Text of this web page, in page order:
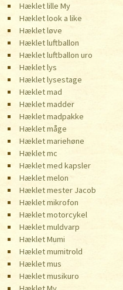
Hæklet lille My
Hæklet look a like
Hæklet løve
Hæklet luftballon
Hæklet luftballon uro
Hæklet lys
Hæklet lysestage
Hæklet mad
Hæklet madder
Hæklet madpakke
Hæklet måge
Hæklet mariehøne
Hæklet mc
Hæklet med kapsler
Hæklet melon
Hæklet mester Jacob
Hæklet mikrofon
Hæklet motorcykel
Hæklet muldvarp
Hæklet Mumi
Hæklet mumitrold
Hæklet mus
Hæklet musikuro